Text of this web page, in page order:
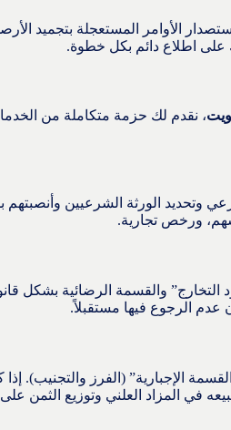
الأوامر المستعجلة بتجميد
على اطلاع دائم بكل خطوة.
، نقدم لك حزمة متكاملة من
وتحديد الورثة الشرعيين وأنصبتهم
ورخص تجارية.
التخارج” والقسمة الرضائية بشكل
عدم الرجوع فيها مستقبلاً.
الإجبارية” (الفرز والتجنيب). إذا
في المزاد العلني وتوزيع الثمن